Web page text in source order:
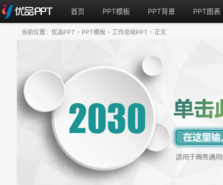
首页 PPT模板 PPT背景 PPT图表
当前位置： 优品PPT > PPT模板 > 工作总结PPT > 正文